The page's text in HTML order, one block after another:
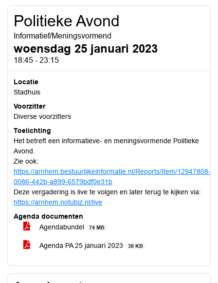
Politieke Avond
Informatief/Meningsvormend
woensdag 25 januari 2023
18:45 - 23:15
Locatie
Stadhuis
Voorzitter
Diverse voorzitters
Toelichting
Het betreft een informatieve- en meningsvormende Politieke
Avond.
Zie ook:
https://arnhem.bestuurlijkeinformatie.nl/Reports/Item/12947808-
0086-442b-a899-6579bdf0e31b
Deze vergadering is live te volgen en later terug te kijken via:
https://arnhem.notubiz.nl/live
Agenda documenten
Agendabundel
74 MB
Agenda PA 25 januari 2023 38 KB